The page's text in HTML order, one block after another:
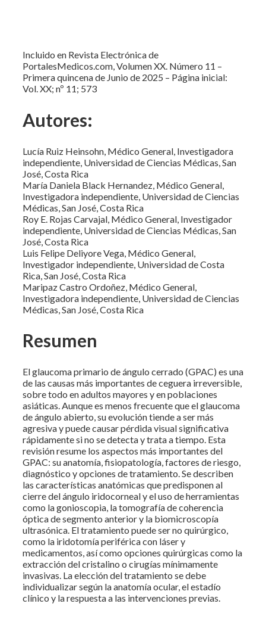
Incluido en Revista Electrónica de
PortalesMedicos.com, Volumen XX. Número 11 –
Primera quincena de Junio de 2025 – Página inicial:
Vol. XX; nº 11; 573
Autores:
Lucía Ruiz Heinsohn, Médico General, Investigadora
independiente, Universidad de Ciencias Médicas, San
José, Costa Rica
María Daniela Black Hernandez, Médico General,
Investigadora independiente, Universidad de Ciencias
Médicas, San José, Costa Rica
Roy E. Rojas Carvajal, Médico General, Investigador
independiente, Universidad de Ciencias Médicas, San
José, Costa Rica
Luis Felipe Deliyore Vega, Médico General,
Investigador independiente, Universidad de Costa
Rica, San José, Costa Rica
Maripaz Castro Ordoñez, Médico General,
Investigadora independiente, Universidad de Ciencias
Médicas, San José, Costa Rica
Resumen
El glaucoma primario de ángulo cerrado (GPAC) es una
de las causas más importantes de ceguera irreversible,
sobre todo en adultos mayores y en poblaciones
asiáticas. Aunque es menos frecuente que el glaucoma
de ángulo abierto, su evolución tiende a ser más
agresiva y puede causar pérdida visual significativa
rápidamente si no se detecta y trata a tiempo. Esta
revisión resume los aspectos más importantes del
GPAC: su anatomía, fisiopatología, factores de riesgo,
diagnóstico y opciones de tratamiento. Se describen
las características anatómicas que predisponen al
cierre del ángulo iridocorneal y el uso de herramientas
como la gonioscopia, la tomografía de coherencia
óptica de segmento anterior y la biomicroscopía
ultrasónica. El tratamiento puede ser no quirúrgico,
como la iridotomía periférica con láser y
medicamentos, así como opciones quirúrgicas como la
extracción del cristalino o cirugías mínimamente
invasivas. La elección del tratamiento se debe
individualizar según la anatomía ocular, el estadío
clínico y la respuesta a las intervenciones previas.